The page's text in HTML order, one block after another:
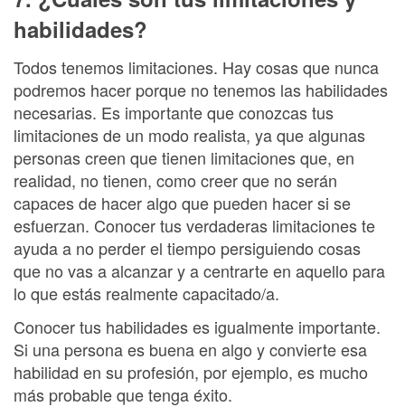
habilidades?
Todos tenemos limitaciones. Hay cosas que nunca
podremos hacer porque no tenemos las habilidades
necesarias. Es importante que conozcas tus
limitaciones de un modo realista, ya que algunas
personas creen que tienen limitaciones que, en
realidad, no tienen, como creer que no serán
capaces de hacer algo que pueden hacer si se
esfuerzan. Conocer tus verdaderas limitaciones te
ayuda a no perder el tiempo persiguiendo cosas
que no vas a alcanzar y a centrarte en aquello para
lo que estás realmente capacitado/a.
Conocer tus habilidades es igualmente importante.
Si una persona es buena en algo y convierte esa
habilidad en su profesión, por ejemplo, es mucho
más probable que tenga éxito.